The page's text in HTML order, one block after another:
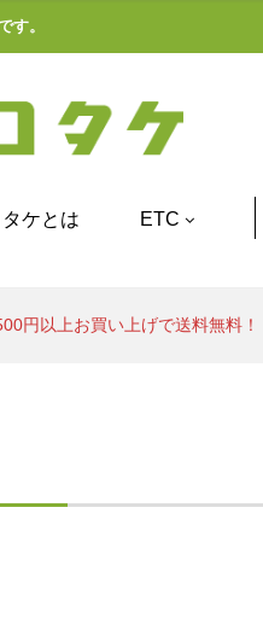
す。
タケとは ETC
円以上お買い上げで送料無料！